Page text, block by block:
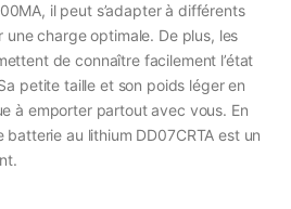
il peut s’adapter à différents
charge optimale. De plus, les
de connaître facilement l’état
petite taille et son poids léger en
à emporter partout avec vous. En
au lithium DD07CRTA est un